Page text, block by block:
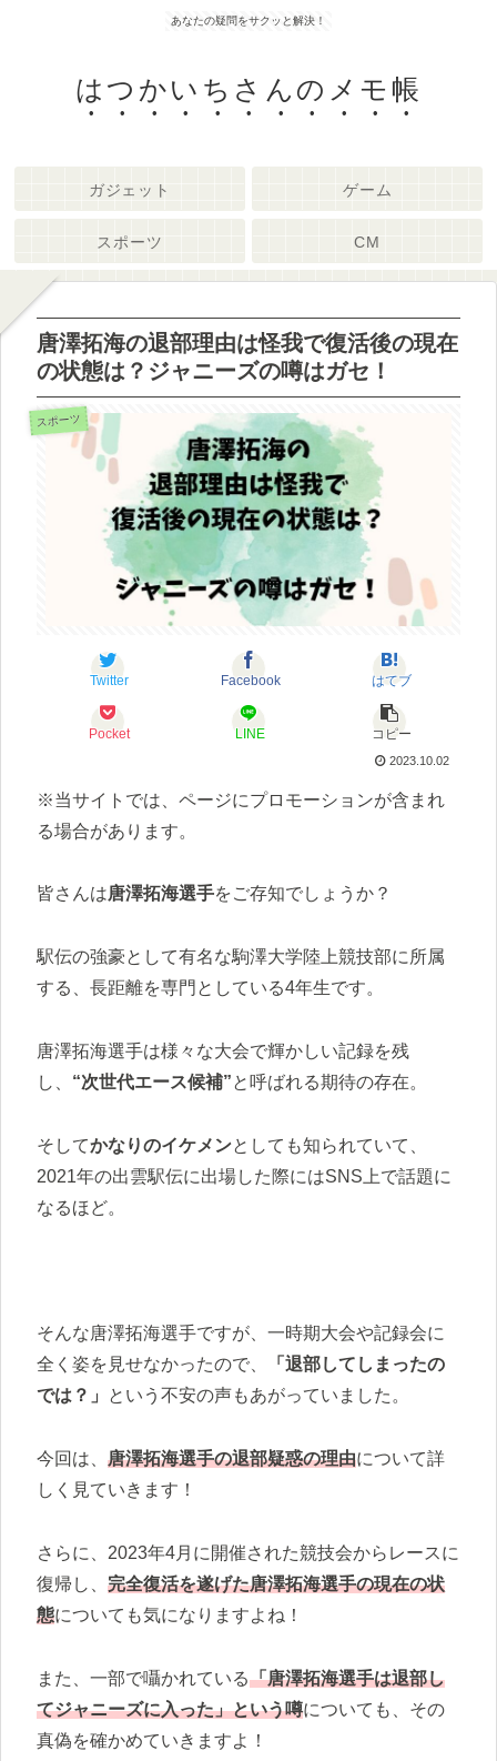
あなたの疑問をサクッと解決！
はつかいちさんのメモ帳
ガジェット ゲーム
スポーツ CM
唐澤拓海の退部理由は怪我で復活後の現在
の状態は？ジャニーズの噂はガセ！
スポーツ
Twitter Facebook はてブ
Pocket LINE コピー
2023.10.02
※当サイトでは、ページにプロモーションが含まれ
る場合があります。
皆さんは唐澤拓海選手をご存知でしょうか？
駅伝の強豪として有名な駒澤大学陸上競技部に所属
する、長距離を専門としている4年生です。
唐澤拓海選手は様々な大会で輝かしい記録を残
し、 “次世代エース候補”と呼ばれる期待の存在。
そしてかなりのイケメンとしても知られていて、
2021年の出雲駅伝に出場した際にはSNS上で話題に
なるほど。
そんな唐澤拓海選手ですが、一時期大会や記録会に
全く姿を見せなかったので、
「退部してしまったの
では？」
という不安の声もあがっていました。
今回は、 唐澤拓海選手の退部疑惑の理由について詳
しく見ていきます！
さらに、2023年4月に開催された競技会からレースに
復帰し、 完全復活を遂げた唐澤拓海選手の現在の状
態についても気になりますよね！
また、一部で囁かれている「唐澤拓海選手は退部し
てジャニーズに入った」という噂についても、その
真偽を確かめていきますよ！